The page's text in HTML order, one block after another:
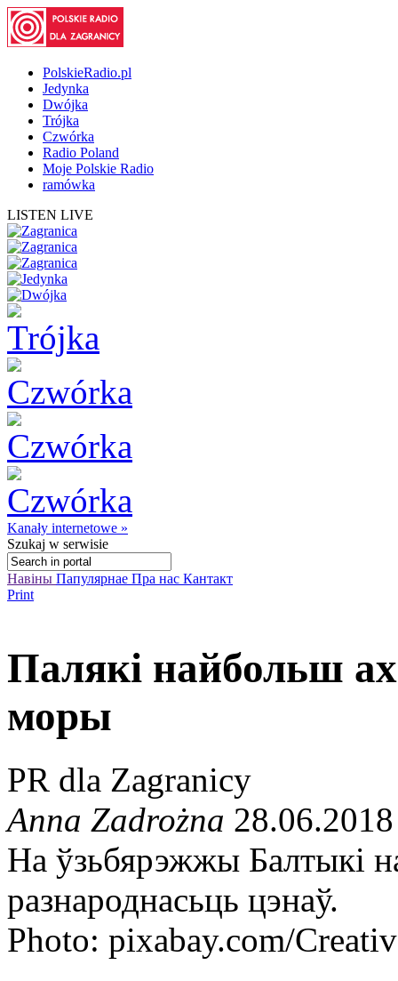
PolskieRadio.pl
Jedynka
Dwójka
Trójka
Czwórka
Radio Poland
Moje Polskie Radio
ramówka
LISTEN LIVE
Kanały internetowe »
Szukaj w serwisie
Навіны Папулярнае Пра нас Кантакт
Print
Палякі найбольш
моры
PR dla Zagranicy
Anna Zadrożna
На ўзьбярэжжы Балтыкі
разнароднасьць цэнаў.
Photo: pixabay.com/